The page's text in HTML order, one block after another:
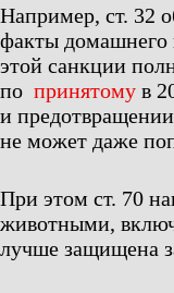
Например, ст. 32
факты домашнего
этой санкции
по принятому в
и
не может даже
При этом ст. 70
животными,
лучше защищена